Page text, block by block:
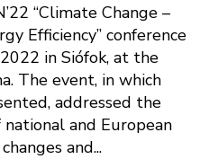
“Climate Change –
Efficiency” conference
in Siófok, at the
The event, in which
addressed the
and European
and...